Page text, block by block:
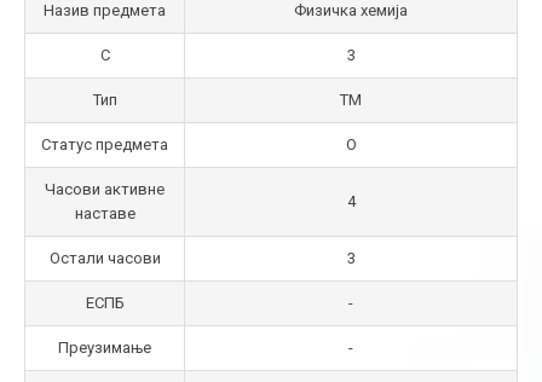
Назив предмета Физичка хемија
С 3
Тип TM
Статус предмета О
Часови активне
наставе
4
Остали часови 3
ЕСПБ -
Преузимање -